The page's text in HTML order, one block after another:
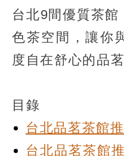
台北9間優質茶
色茶空間，讓你
度自在舒心的品茗
目錄
台北品茗茶館
台北品茗茶館